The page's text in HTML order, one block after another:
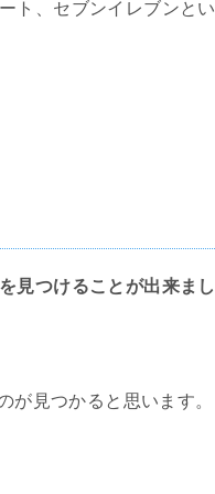
ト、セブンイレブンとい
見つけることが出来まし
見つかると思います。